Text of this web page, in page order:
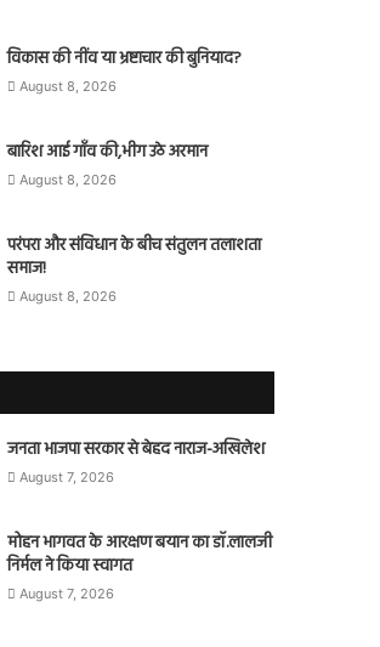
विकास की नींव या भ्रष्टाचार की बुनियाद?
August 8, 2026
बारिश आई गाँव की,भीग उठे अरमान
August 8, 2026
परंपरा और संविधान के बीच संतुलन तलाशता
समाज!
August 8, 2026
जनता भाजपा सरकार से बेहद नाराज-अखिलेश
August 7, 2026
मोहन भागवत के आरक्षण बयान का डॉ.लालजी
निर्मल ने किया स्वागत
August 7, 2026